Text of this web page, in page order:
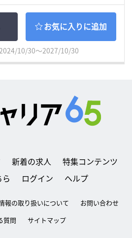
お気に入りに追加
10/30～2027/10/30
新着の求人
特集コンテンツ
ログイン ヘルプ
報の取り扱いについて
お問い合わせ
質問
サイトマップ